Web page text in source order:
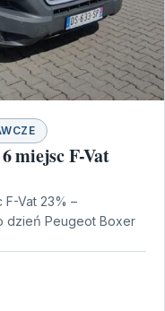
miejsc F-Vat
F-Vat 23% –
dzień Peugeot Boxer